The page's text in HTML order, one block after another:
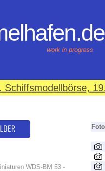
work in progress
Schiffsmodellbörse,
Foto
WDS-BM 53 -